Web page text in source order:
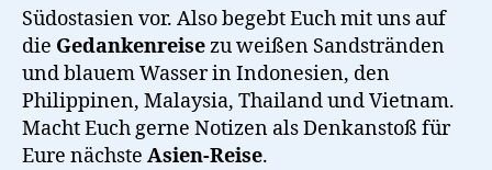
Südostasien vor. Also begebt Euch mit uns auf
die Gedankenreisezu weißen Sandstränden
und blauem Wasser in Indonesien, den
Philippinen, Malaysia, Thailand und Vietnam.
Macht Euch gerne Notizen als Denkanstoß für
Eure nächste Asien-Reise.